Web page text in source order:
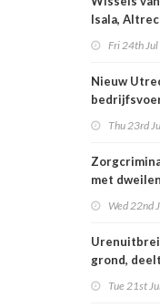
Isala,
Fri 24th Jul
Nieuw
Thu 23rd
met dweilen
Wed 22nd
grond,
Tue 21st